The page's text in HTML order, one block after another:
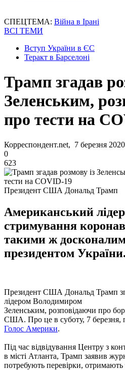
СПЕЦТЕМА: Війна в Ірані
ВСІ ТЕМИ
Вступ України в ЄС
Теракт в Барселоні
Трамп згадав
Зеленським,
про тести на
Корреспондент.net, 7 березня
0
623
Президент США Дональд Трамп
Американський
стримування
такими ж
президентом України.
Президент США Дональд Трамп
лідером Володимиром
Зеленським, розповідаючи про
США. Про це в суботу, 7 березня,
Голос Америки.
Під час відвідування Центру з
в місті Атланта, Трамп заявив
потребують перевірки, отримають